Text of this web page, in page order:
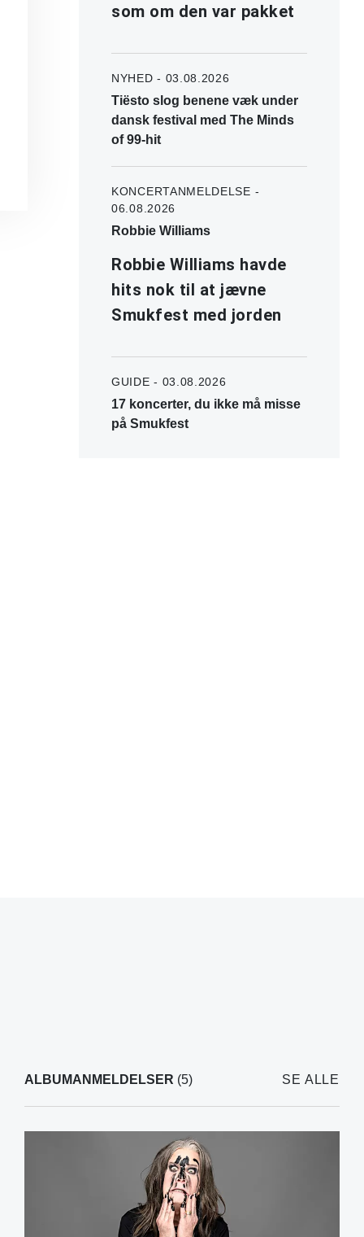
som om den var pakket
NYHED - 03.08.2026
Tiësto slog benene væk under
dansk festival med The Minds
of 99-hit
KONCERTANMELDELSE -
06.08.2026
Robbie Williams
Robbie Williams havde
hits nok til at jævne
Smukfest med jorden
GUIDE - 03.08.2026
17 koncerter, du ikke må misse
på Smukfest
ALBUMANMELDELSER (5) SE ALLE